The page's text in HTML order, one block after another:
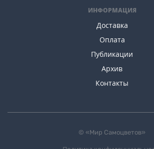
ИНФОРМАЦИЯ
Доставка
Оплата
Публикации
Архив
Контакты
© «Мир Самоцветов»